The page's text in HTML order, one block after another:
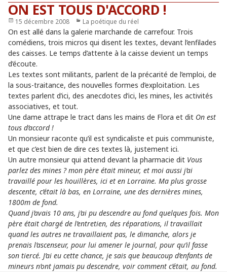
ON EST TOUS D'ACCORD !
Publié
le
15 décembre 2008 Catégories
La poétique du réel
On est allé dans la galerie marchande de carrefour. Trois
comédiens, trois micros qui disent les textes, devant l’enfilades
des caisses. Le temps d’attente à la caisse devient un temps
d’écoute.
Les textes sont militants, parlent de la précarité de l’emploi, de
la sous-traitance, des nouvelles formes d’exploitation. Les
textes parlent d’ici, des anecdotes d’ici, les mines, les activités
associatives, et tout.
Une dame attrape le tract dans les mains de Flora et dit On est
tous d’accord !
Un monsieur raconte qu’il est syndicaliste et puis communiste,
et que c’est bien de dire ces textes là, justement ici.
Un autre monsieur qui attend devant la pharmacie dit Vous
parlez des mines ? mon père était mineur, et moi aussi j’ai
travaillé pour les houillères, ici et en Lorraine. Ma plus grosse
descente, c’était là bas, en Lorraine, une des dernières mines,
1800m de fond.
Quand j’avais 10 ans, j’ai pu descendre au fond quelques fois. Mon
père était chargé de l’entretien, des réparations, il travaillait
quand les autres ne travaillaient pas, le dimanche, alors je
prenais l’ascenseur, pour lui amener le journal, pour qu’il fasse
son tiercé. J’ai eu cette chance, je sais que beaucoup d’enfants de
mineurs n’ont jamais pu descendre, voir comment c’était, au fond.